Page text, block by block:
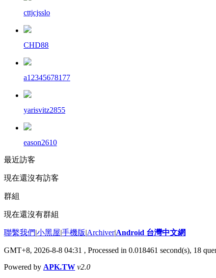
cttjcjsslo
CHD88
a12345678177
yarisvitz2855
eason2610
最近訪客
現在還沒有訪客
群組
現在還沒有群組
聯繫我們|小黑屋|手機版|Archiver|Android 台灣中文網
GMT+8, 2026-8-8 04:31 , Processed in 0.018461 second(s), 18
Powered by APK.TW v2.0